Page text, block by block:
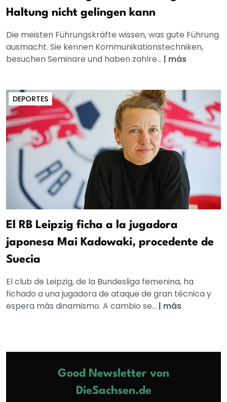
Haltung nicht gelingen kann
Die meisten Führungskräfte wissen, was gute Führung
ausmacht. Sie kennen Kommunikationstechniken,
besuchen Seminare und haben zahlre... | más
DEPORTES
El RB Leipzig ficha a la jugadora
japonesa Mai Kadowaki, procedente de
Suecia
El club de Leipzig, de la Bundesliga femenina, ha
fichado a una jugadora de ataque de gran técnica y
espera más dinamismo. A cambio se... | más
Good Newsletter von
DieSachsen.de